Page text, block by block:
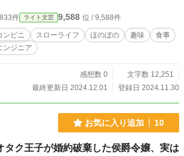
件 ライト文芸 9,588 位 / 9,588件
ンビニ スローライフ ほのぼの 趣味
食事
ンジニア
感想数 0
文字数 12,251
最終更新日 2024.12.01
登録日 2024.11.30
お気に入り追加 10
タク王子が婚約破棄した侯爵令嬢、実は